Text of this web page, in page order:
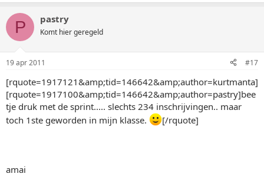
P pastry
Komt hier geregeld
19 apr 2011 #17
[rquote=1917121&amp;tid=146642&amp;author=kurtmanta]
[rquote=1917100&amp;tid=146642&amp;author=pastry]bee
tje druk met de sprint..... slechts 234 inschrijvingen.. maar
toch 1ste geworden in mijn klasse.
[/rquote]
amai